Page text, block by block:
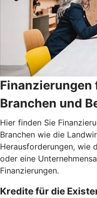
Finanzierungen
Branchen und
Hier finden Sie
Branchen wie die
Herausforderungen, wie
oder eine
Finanzierungen.
Kredite für die